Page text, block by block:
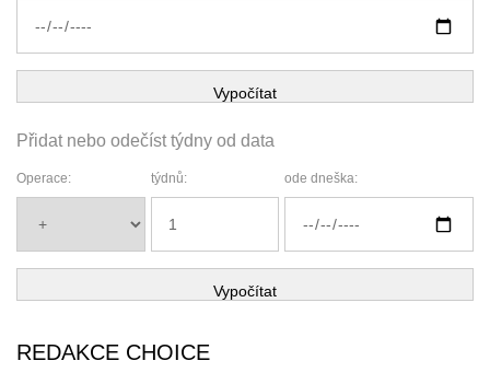
Vypočítat
Přidat nebo odečíst týdny od data
Operace: týdnů: ode dneška:
Vypočítat
REDAKCE CHOICE